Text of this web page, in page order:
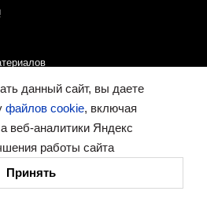
«cookies»-файлов
16+
данный сайт, вы даете
файлов cookie, включая
веб-аналитики Яндекс
работы сайта
Принять